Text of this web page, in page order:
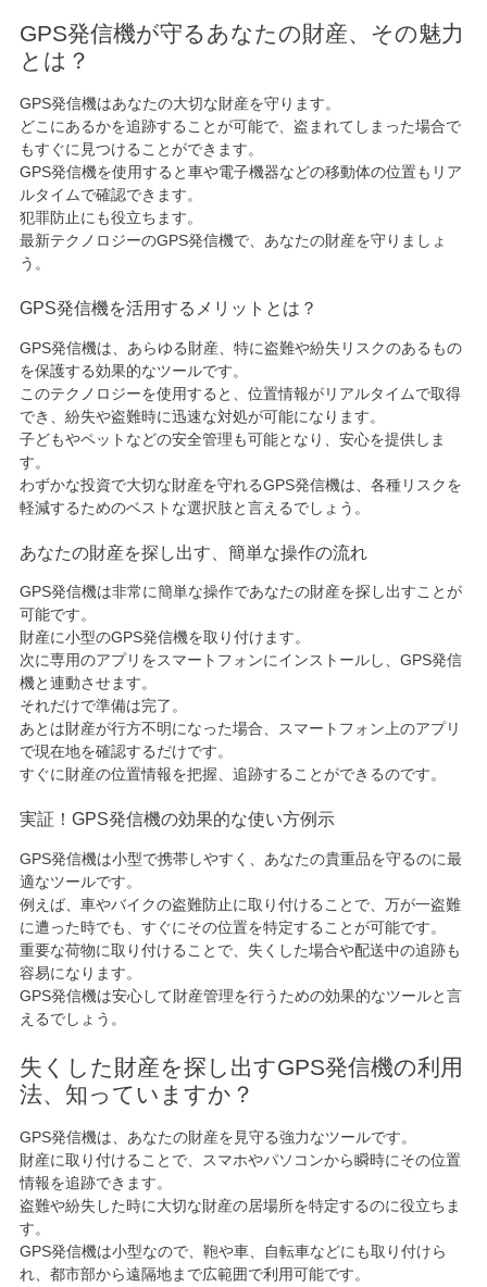
GPS発信機が守るあなたの財産、その魅力
とは？
GPS発信機はあなたの大切な財産を守ります。
どこにあるかを追跡することが可能で、盗まれてしまった場合で
もすぐに見つけることができます。
GPS発信機を使用すると車や電子機器などの移動体の位置もリア
ルタイムで確認できます。
犯罪防止にも役立ちます。
最新テクノロジーのGPS発信機で、あなたの財産を守りましょ
う。
GPS発信機を活用するメリットとは？
GPS発信機は、あらゆる財産、特に盗難や紛失リスクのあるもの
を保護する効果的なツールです。
このテクノロジーを使用すると、位置情報がリアルタイムで取得
でき、紛失や盗難時に迅速な対処が可能になります。
子どもやペットなどの安全管理も可能となり、安心を提供しま
す。
わずかな投資で大切な財産を守れるGPS発信機は、各種リスクを
軽減するためのベストな選択肢と言えるでしょう。
あなたの財産を探し出す、簡単な操作の流れ
GPS発信機は非常に簡単な操作であなたの財産を探し出すことが
可能です。
財産に小型のGPS発信機を取り付けます。
次に専用のアプリをスマートフォンにインストールし、GPS発信
機と連動させます。
それだけで準備は完了。
あとは財産が行方不明になった場合、スマートフォン上のアプリ
で現在地を確認するだけです。
すぐに財産の位置情報を把握、追跡することができるのです。
実証！GPS発信機の効果的な使い方例示
GPS発信機は小型で携帯しやすく、あなたの貴重品を守るのに最
適なツールです。
例えば、車やバイクの盗難防止に取り付けることで、万が一盗難
に遭った時でも、すぐにその位置を特定することが可能です。
重要な荷物に取り付けることで、失くした場合や配送中の追跡も
容易になります。
GPS発信機は安心して財産管理を行うための効果的なツールと言
えるでしょう。
失くした財産を探し出すGPS発信機の利用
法、知っていますか？
GPS発信機は、あなたの財産を見守る強力なツールです。
財産に取り付けることで、スマホやパソコンから瞬時にその位置
情報を追跡できます。
盗難や紛失した時に大切な財産の居場所を特定するのに役立ちま
す。
GPS発信機は小型なので、鞄や車、自転車などにも取り付けら
れ、都市部から遠隔地まで広範囲で利用可能です。